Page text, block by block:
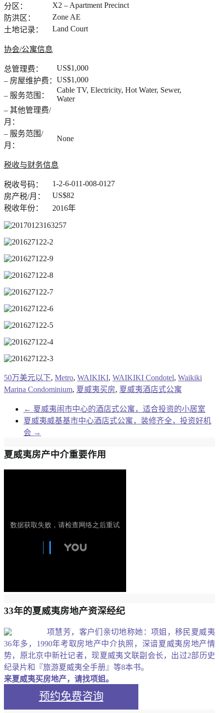
分区：
X2 – Apartment Precinct
防洪区：
Zone AE
土地记录：
Land Court
协会/公寓信息
总管理费：
US$1,000
– 房屋维护费： US$1,000
– 服务范围：
Cable TV, Electricity, Hot Water, Sewer,
Water
– 其他管理费/
月：
– 服务范围/
月：
None
税收与财务信息
税收号码：
1-2-6-011-008-0127
房产税/月：
US$82
税收年份：
2016年
50万美元以下, Metro, WAIKIKI, WAIKIKI Condotel, Waikiki
Marina Condominium, 夏威夷买房, 夏威夷酒店式公寓
← 夏威夷闹市中心的酒店式公寓，适合投资的小居室
夏威夷威基基市中心酒店式公寓，装修齐全，投资好机
会 →
夏威夷房产中介重要作用
33年的夏威夷房地产资深经纪
项慧芳，客户们亲切地称她：项姐，移民夏威夷
36年多，1990年考取房地产中介执照，深谙夏威夷房地产情
势，原北京中新社记者，现夏威夷文联副会长，出过2部历史
纪录片和『旅游夏威夷全手册』等8本书。
来夏威夷买房地产，请找项姐。
预约免费咨询